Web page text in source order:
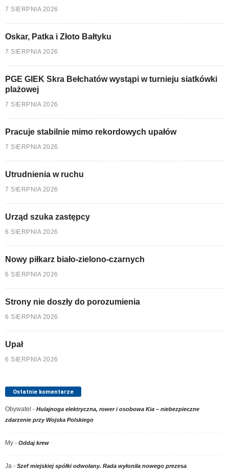
7 SIERPNIA 2026
Oskar, Patka i Złoto Bałtyku
7 SIERPNIA 2026
PGE GIEK Skra Bełchatów wystąpi w turnieju siatkówki
plażowej
7 SIERPNIA 2026
Pracuje stabilnie mimo rekordowych upałów
7 SIERPNIA 2026
Utrudnienia w ruchu
7 SIERPNIA 2026
Urząd szuka zastępcy
6 SIERPNIA 2026
Nowy piłkarz biało-zielono-czarnych
6 SIERPNIA 2026
Strony nie doszły do porozumienia
6 SIERPNIA 2026
Upał
6 SIERPNIA 2026
Ostatnie komentarze
Obywatel - Hulajnoga elektryczna, rower i osobowa Kia – niebezpieczne
zdarzenie przy Wojska Polskiego
My - Oddaj krew
Ja - Szef miejskiej spółki odwołany. Rada wyłoniła nowego prezesa